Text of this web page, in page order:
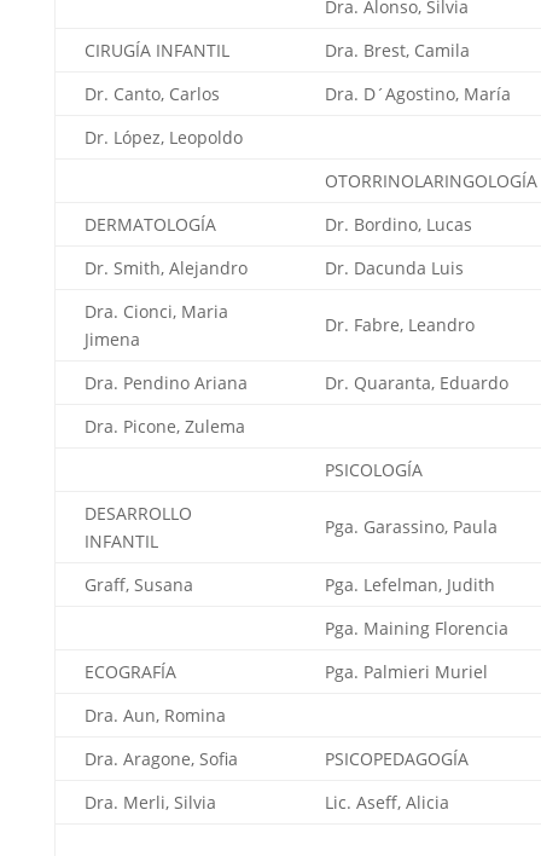
Dra. Alonso, Silvia
CIRUGÍA INFANTIL
Dra. Brest, Camila
Dr. Canto, Carlos
Dra. D´Agostino, María
Dr. López, Leopoldo
OTORRINOLARINGOLOGÍA
DERMATOLOGÍA
Dr. Bordino, Lucas
Dr. Smith, Alejandro
Dr. Dacunda Luis
Dra. Cionci, Maria
Jimena
Dr. Fabre, Leandro
Dra. Pendino Ariana
Dr. Quaranta, Eduardo
Dra. Picone, Zulema
PSICOLOGÍA
DESARROLLO
INFANTIL
Pga. Garassino, Paula
Graff, Susana
Pga. Lefelman, Judith
Pga. Maining Florencia
ECOGRAFÍA
Pga. Palmieri Muriel
Dra. Aun, Romina
Dra. Aragone, Sofia
PSICOPEDAGOGÍA
Dra. Merli, Silvia
Lic. Aseff, Alicia